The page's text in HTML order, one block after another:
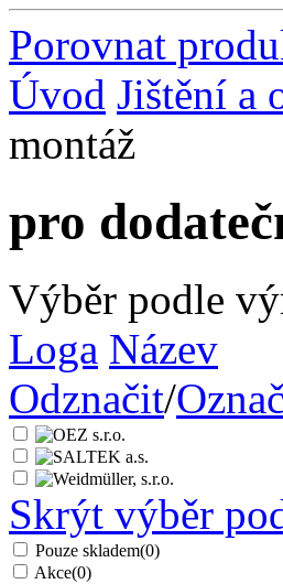
Porovnat
Úvod Jištění a
montáž
pro
Výběr podle
Loga Název
Odznačit/
Skrýt výběr
Pouze skladem(0)
Akce(0)